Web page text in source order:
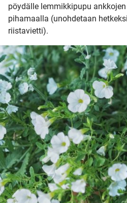
pöydälle lemmikkipupu
pihamaalla (unohdetaan
riistavietti).